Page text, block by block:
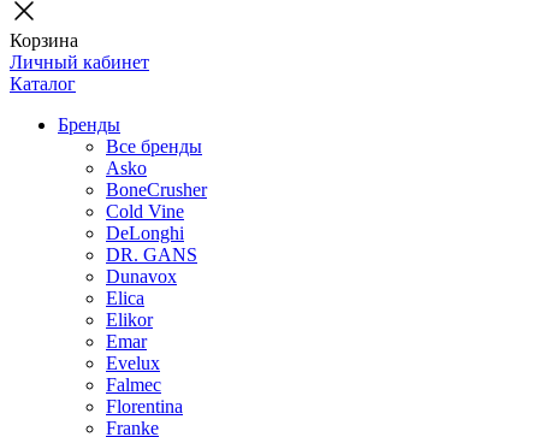
Корзина
Личный кабинет
Каталог
Бренды
Все бренды
Asko
BoneCrusher
Cold Vine
DeLonghi
DR. GANS
Dunavox
Elica
Elikor
Emar
Evelux
Falmec
Florentina
Franke